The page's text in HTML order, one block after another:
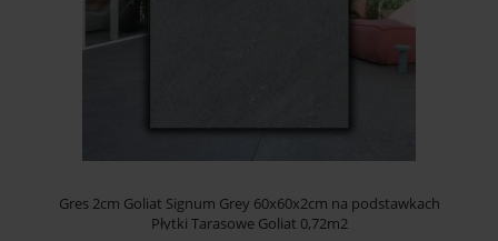
Gres 2cm Goliat Signum Grey 60x60x2cm na podstawkach
Płytki Tarasowe Goliat 0,72m2